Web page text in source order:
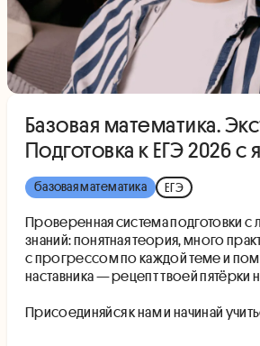
Базовая математика.
Подготовка к ЕГЭ 2026 с
базовая математика ЕГЭ
Проверенная система подготовки
знаний: понятная теория, много
с прогрессом по каждой теме и
наставника — рецепт твоей пятёрки
Присоединяйся к нам и начинай